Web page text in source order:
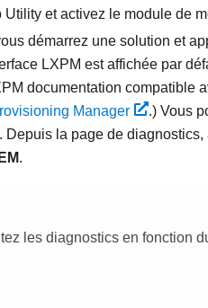
et activez le module de
démarrez une solution et
LXPM est affichée par
documentation compatible
Manager .) Vous
la page de diagnostics,
.
les diagnostics en fonction